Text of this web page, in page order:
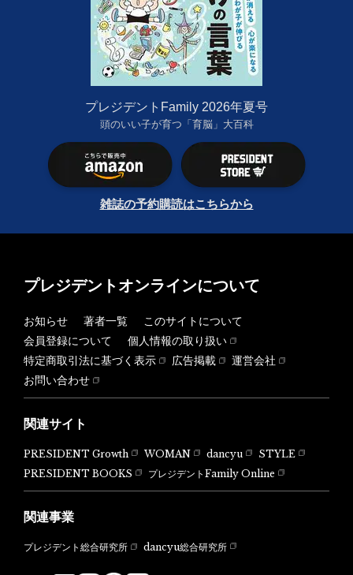
プレジデントFamily 2026年夏号
頭のいい子が育つ「育脳」大百科
雑誌の予約購読はこちらから
プレジデントオンラインについて
お知らせ 著者一覧
このサイトについて
会員登録について
個人情報の取り扱い
特定商取引法に基づく表示
広告掲載
運営会社
お問い合わせ
関連サイト
PRESIDENT Growth WOMAN dancyu
STYLE
PRESIDENT BOOKS
プレジデントFamily Online
関連事業
プレジデント総合研究所 dancyu総合研究所